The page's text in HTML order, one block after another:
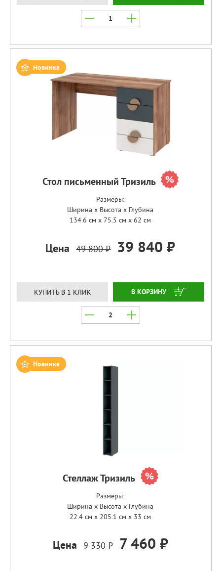
Новинка
Стол письменный Тризиль
Размеры:
Ширина x Высота x Глубина
134.6 см x 75.5 см x 62 см
Цена 49 800 ₽ 39 840 ₽
КУПИТЬ В 1 КЛИК ЗАКАЗАТЬ
Новинка
Стеллаж Тризиль
Размеры:
Ширина x Высота x Глубина
22.4 см x 205.1 см x 33 см
Цена 9 330 ₽ 7 460 ₽